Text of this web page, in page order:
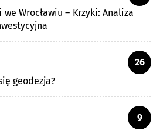
Wrocławiu – Krzyki: Analiza
26
geodezja?
9